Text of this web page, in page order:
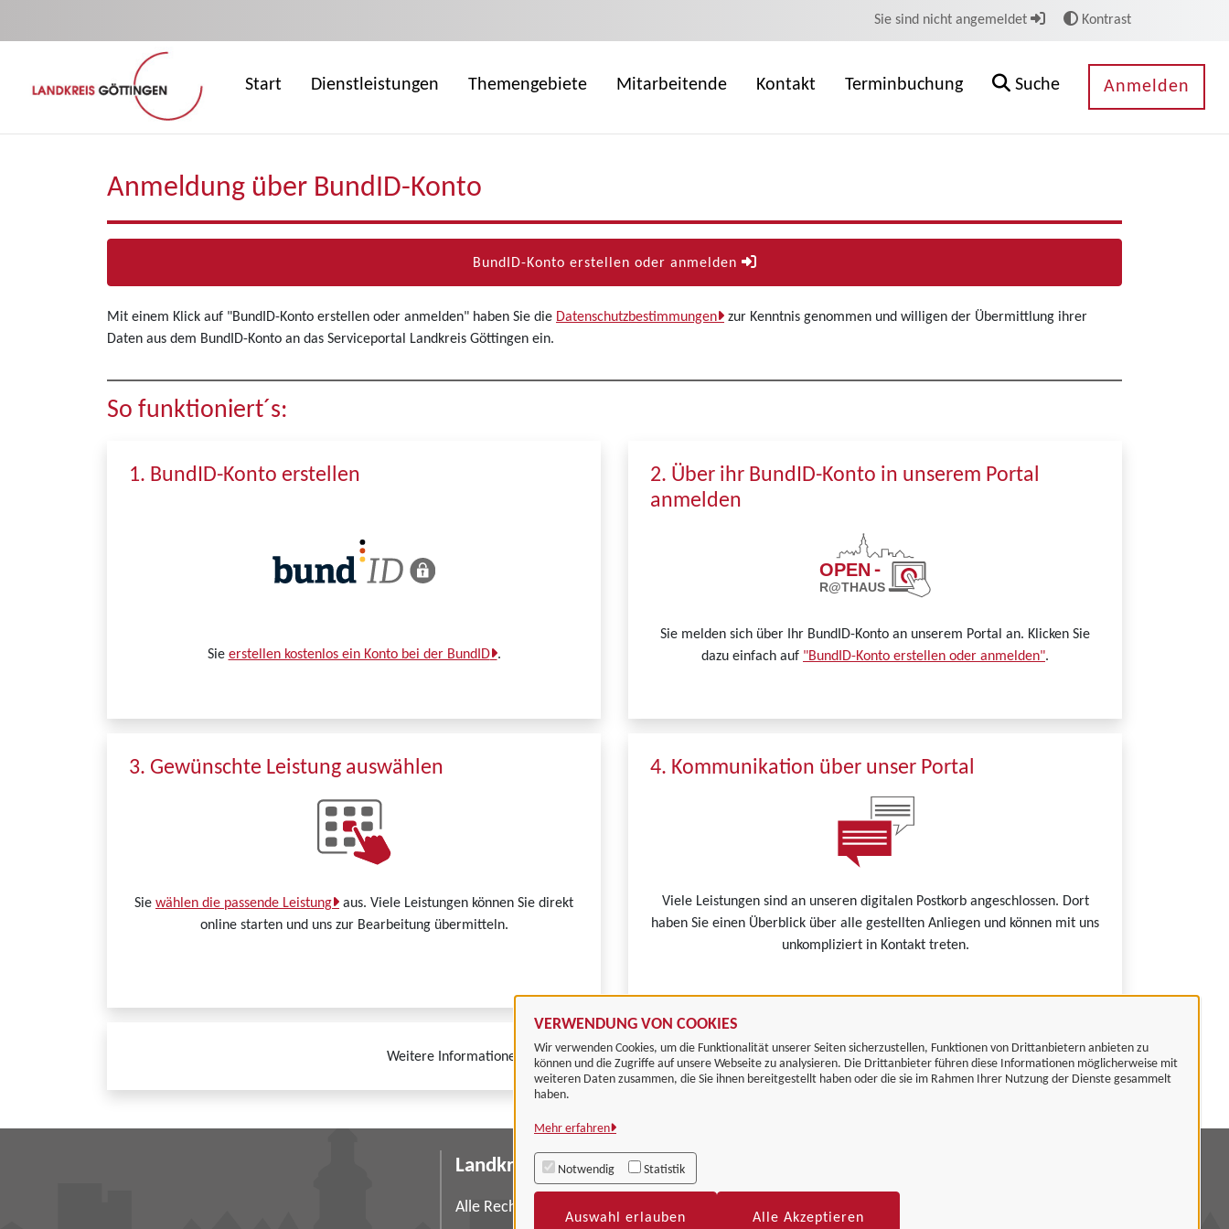
VERWENDUNG VON COOKIES
Wir verwenden Cookies, um die Funktionalität unserer Seiten sicherzustellen, Funktionen von Drittanbietern anbieten zu
können und die Zugriffe auf unsere Webseite zu analysieren. Die Drittanbieter führen diese Informationen möglicherweise mit
weiteren Daten zusammen, die Sie ihnen bereitgestellt haben oder die sie im Rahmen Ihrer Nutzung der Dienste gesammelt
haben.
Mehr erfahren
Notwendig Statistik
Auswahl erlauben Alle Akzeptieren
Sie sind nicht angemeldet Kontrast
Start Dienstleistungen Themengebiete Mitarbeitende Kontakt Terminbuchung Suche Anmelden
Anmeldung über BundID-Konto
BundID-Konto erstellen oder anmelden
Mit einem Klick auf "BundID-Konto erstellen oder anmelden" haben Sie die Datenschutzbestimmungen
zur Kenntnis genommen und willigen der Übermittlung ihrer
Daten aus dem BundID-Konto an das Serviceportal Landkreis Göttingen ein.
So funktioniert´s:
1. BundID-Konto erstellen
Sie erstellen kostenlos ein Konto bei der BundID .
2. Über ihr BundID-Konto in unserem Portal
anmelden
Sie melden sich über Ihr BundID-Konto an unserem Portal an. Klicken Sie
dazu einfach auf "BundID-Konto erstellen oder anmelden".
3. Gewünschte Leistung auswählen
Sie wählen die passende Leistung
aus. Viele Leistungen können Sie direkt
online starten und uns zur Bearbeitung übermitteln.
4. Kommunikation über unser Portal
Viele Leistungen sind an unseren digitalen Postkorb angeschlossen. Dort
haben Sie einen Überblick über alle gestellten Anliegen und können mit uns
unkompliziert in Kontakt treten.
Weitere Informationen zur BundID finden Sie auf der FAQ-Seite des Bundes.
Landkreis Göttingen
Alle Rechte vorbehalten